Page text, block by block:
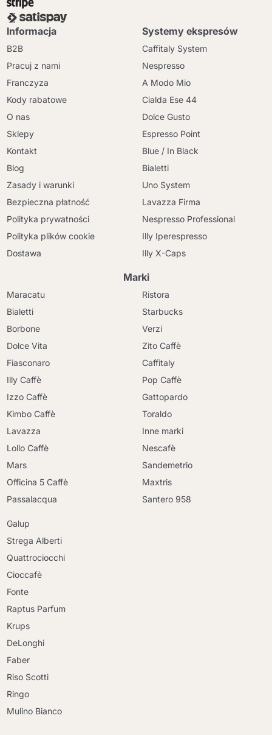
Informacja
B2B
Pracuj z nami
Franczyza
Kody rabatowe
O nas
Sklepy
Kontakt
Blog
Zasady i warunki
Bezpieczna płatność
Polityka prywatności
Polityka plików cookie
Dostawa
Systemy ekspresów
Caffitaly System
Nespresso
A Modo Mio
Cialda Ese 44
Dolce Gusto
Espresso Point
Blue / In Black
Bialetti
Uno System
Lavazza Firma
Nespresso Professional
Illy Iperespresso
Illy X-Caps
Marki
Maracatu
Bialetti
Borbone
Dolce Vita
Fiasconaro
Illy Caffè
Izzo Caffè
Kimbo Caffè
Lavazza
Lollo Caffè
Mars
Officina 5 Caffè
Passalacqua
Ristora
Starbucks
Verzi
Zito Caffè
Caffitaly
Pop Caffè
Gattopardo
Toraldo
Inne marki
Nescafè
Sandemetrio
Maxtris
Santero 958
Galup
Strega Alberti
Quattrociocchi
Cioccafè
Fonte
Raptus Parfum
Krups
DeLonghi
Faber
Riso Scotti
Ringo
Mulino Bianco